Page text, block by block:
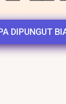
DIPUNGUT